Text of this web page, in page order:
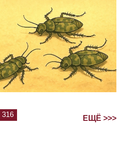
316
ЕЩЁ >>>